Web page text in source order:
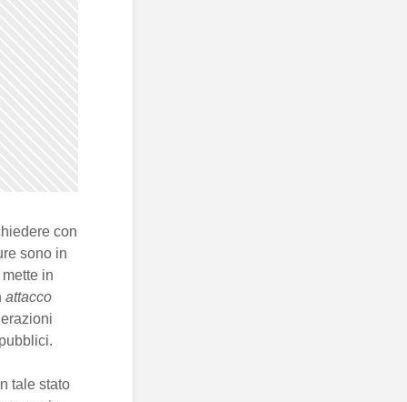
con
sono in
in
attacco
tale stato